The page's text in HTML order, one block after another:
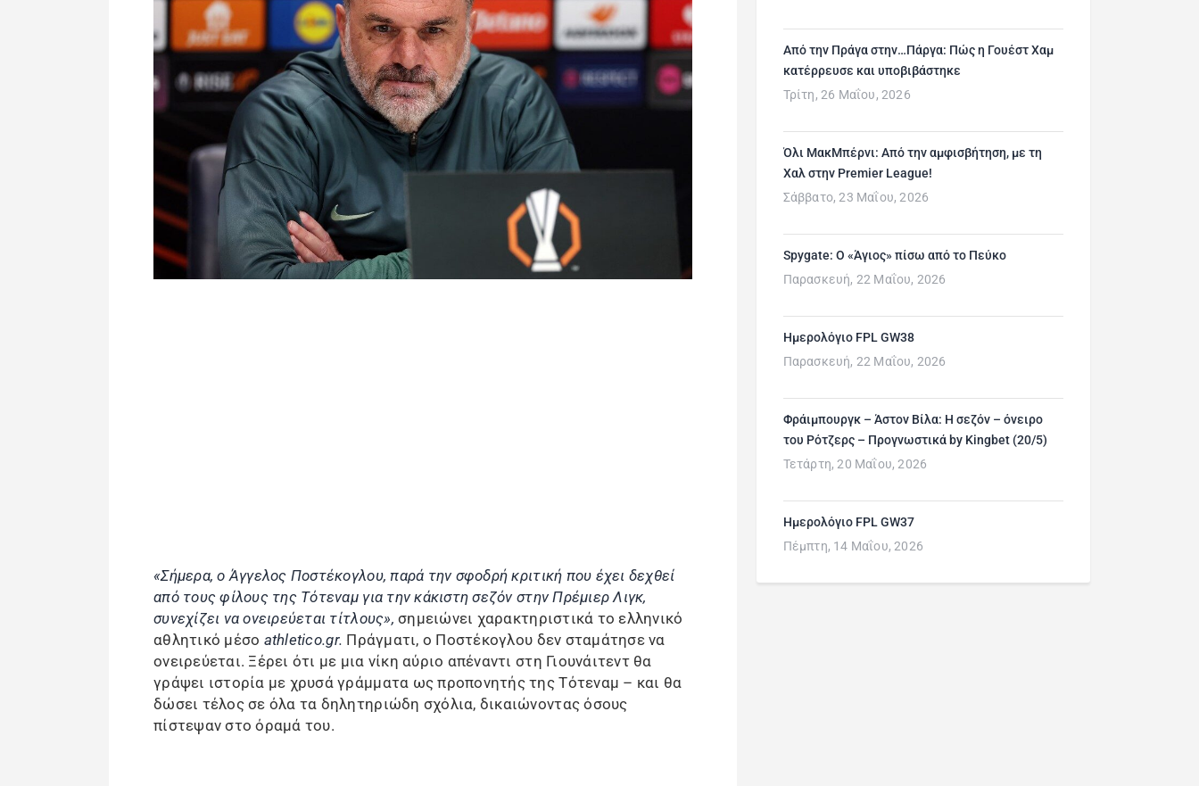
«Σήμερα, ο Άγγελος Ποστέκογλου, παρά την σφοδρή κριτική που έχει δεχθεί
από τους φίλους της Τότεναμ για την κάκιστη σεζόν στην Πρέμιερ Λιγκ,
συνεχίζει να ονειρεύεται τίτλους», σημειώνει χαρακτηριστικά το ελληνικό
αθλητικό μέσο athletico.gr. Πράγματι, ο Ποστέκογλου δεν σταμάτησε να
ονειρεύεται. Ξέρει ότι με μια νίκη αύριο απέναντι στη Γιουνάιτεντ θα
γράψει ιστορία με χρυσά γράμματα ως προπονητής της Τότεναμ – και θα
δώσει τέλος σε όλα τα δηλητηριώδη σχόλια, δικαιώνοντας όσους
πίστεψαν στο όραμά του.
Από την Πράγα στην…Πάργα: Πώς η Γουέστ Χαμ
κατέρρευσε και υποβιβάστηκε
Τρίτη, 26 Μαΐου, 2026
Όλι ΜακΜπέρνι: Aπό την αμφισβήτηση, με τη
Χαλ στην Premier League!
Σάββατο, 23 Μαΐου, 2026
Spygate: Ο «Άγιος» πίσω από το Πεύκο
Παρασκευή, 22 Μαΐου, 2026
Ημερολόγιο FPL GW38
Παρασκευή, 22 Μαΐου, 2026
Φράιμπουργκ – Άστον Βίλα: Η σεζόν – όνειρο
του Ρότζερς – Προγνωστικά by Kingbet (20/5)
Τετάρτη, 20 Μαΐου, 2026
Ημερολόγιο FPL GW37
Πέμπτη, 14 Μαΐου, 2026